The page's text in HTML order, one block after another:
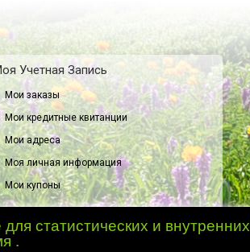
Учетная Запись
Мои заказы
Мои кредитные квитанции
Мои адреса
Моя личная информация
Мои купоны
статистических и внутренних
.